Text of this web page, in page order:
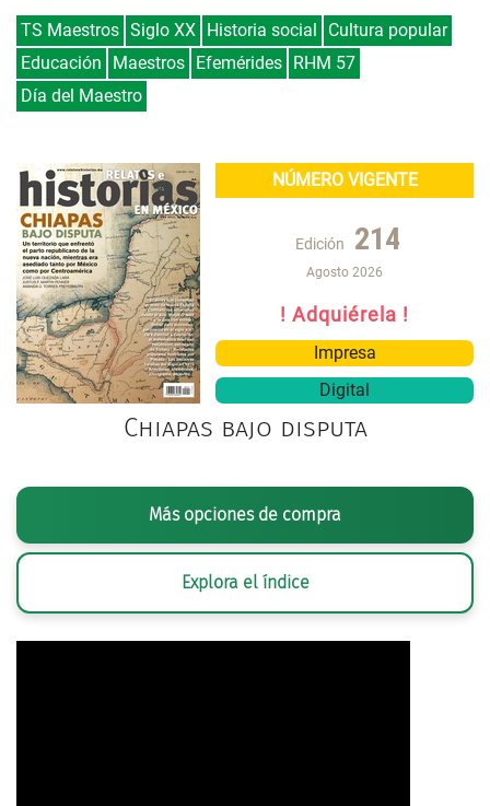
TS Maestros Siglo XX Historia social
Cultura popular
Educación
Maestros Efemérides RHM 57
Día del Maestro
NÚMERO VIGENTE
Edición 214
Agosto 2026
! Adquiérela !
Impresa
Digital
Chiapas bajo disputa
Más opciones de compra
Explora el índice